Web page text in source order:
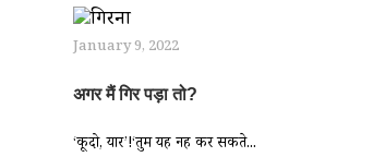
January 9, 2022
अगर मैं गिर पड़ा तो?
‘कूदो, यार’!‘तुम यह नहीं कर सकते...